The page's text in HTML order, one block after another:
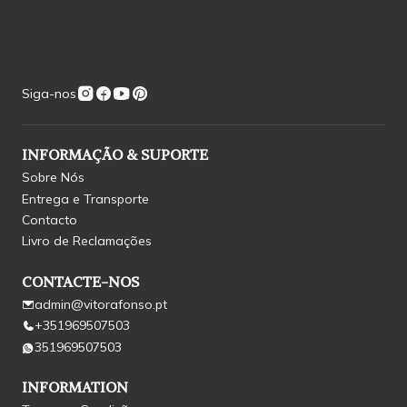
Siga-nos
INFORMAÇÃO & SUPORTE
Sobre Nós
Entrega e Transporte
Contacto
Livro de Reclamações
CONTACTE-NOS
admin@vitorafonso.pt
+351969507503
351969507503
INFORMATION